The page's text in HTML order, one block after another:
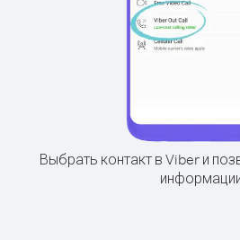
Выбрать контакт в Viber и